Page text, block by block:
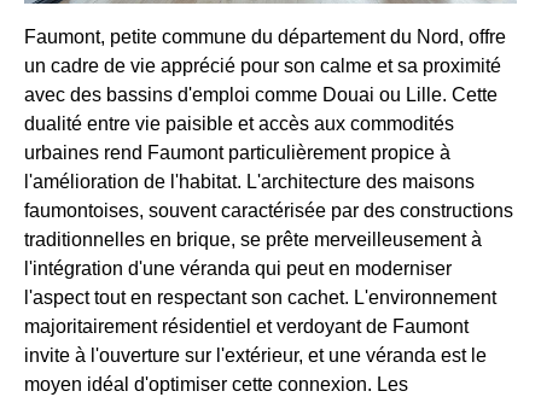
Faumont, petite commune du département du Nord, offre
un cadre de vie apprécié pour son calme et sa proximité
avec des bassins d'emploi comme Douai ou Lille. Cette
dualité entre vie paisible et accès aux commodités
urbaines rend Faumont particulièrement propice à
l'amélioration de l'habitat. L'architecture des maisons
faumontoises, souvent caractérisée par des constructions
traditionnelles en brique, se prête merveilleusement à
l'intégration d'une véranda qui peut en moderniser
l'aspect tout en respectant son cachet. L'environnement
majoritairement résidentiel et verdoyant de Faumont
invite à l'ouverture sur l'extérieur, et une véranda est le
moyen idéal d'optimiser cette connexion. Les